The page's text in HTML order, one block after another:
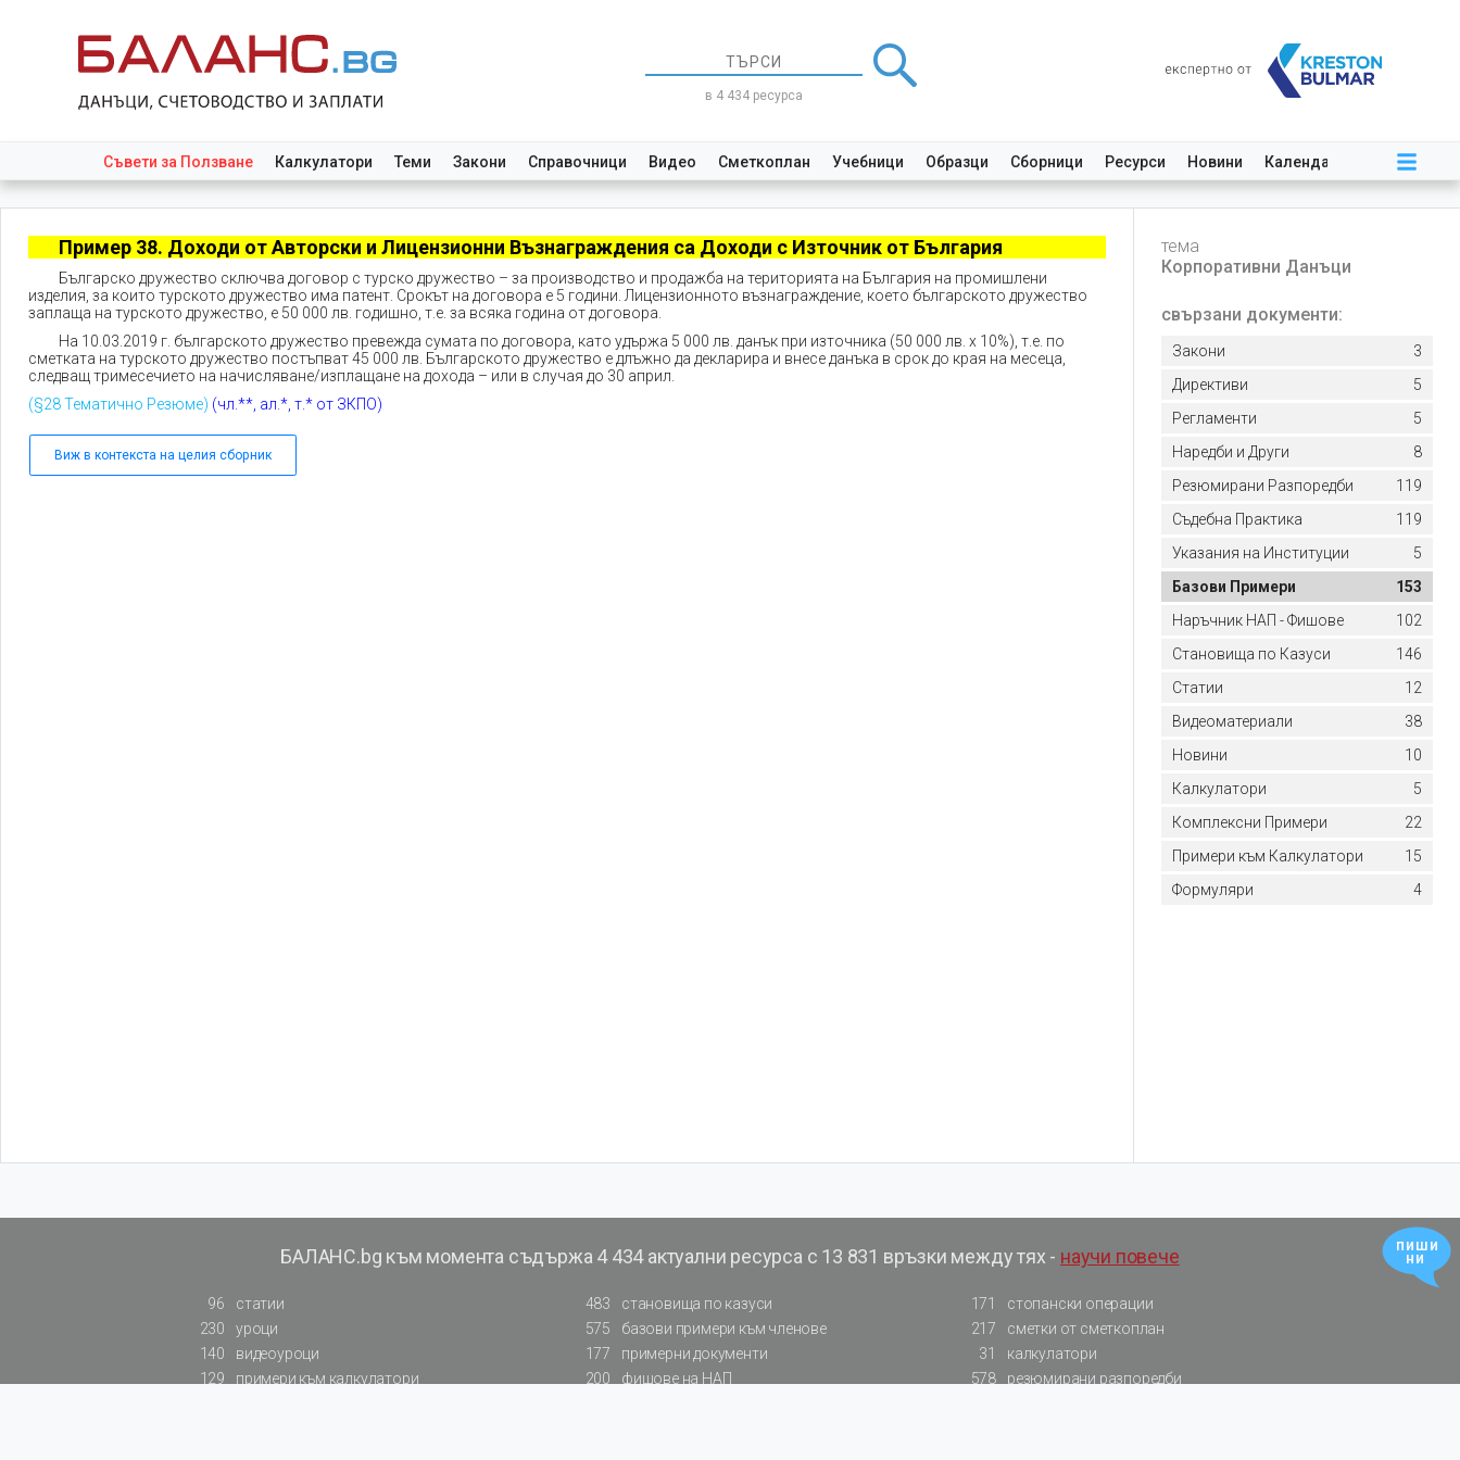
в 4 434 ресурса
Съвети за Ползване Калкулатори Теми Закони Справочници Видео Сметкоплан Учебници Образци Сборници Ресурси Новини Календар
Пример 38. Доходи от Авторски и Лицензионни Възнаграждения са Доходи с Източник от България
Българско дружество сключва договор с турско дружество – за производство и продажба на територията на България на промишлени
изделия, за които турското дружество има патент. Срокът на договора е 5 години. Лицензионното възнаграждение, което българското дружество
заплаща на турското дружество, е 50 000 лв. годишно, т.е. за всяка година от договора.
На 10.03.2019 г. българското дружество превежда сумата по договора, като удържа 5 000 лв. данък при източника (50 000 лв. х 10%), т.е. по
сметката на турското дружество постъпват 45 000 лв. Българското дружество е длъжно да декларира и внесе данъка в срок до края на месеца,
следващ тримесечието на начисляване/изплащане на дохода – или в случая до 30 април.
(§28 Тематично Резюме) (чл.**, ал.*, т.* от ЗКПО)
Виж в контекста на целия сборник
тема
Корпоративни Данъци
свързани документи:
Закони
3
Директиви
5
Регламенти
5
Наредби и Други
8
Резюмирани Разпоредби
119
Съдебна Практика
119
Указания на Институции
5
Базови Примери
153
Наръчник НАП - Фишове
102
Становища по Казуси
146
Статии
12
Видеоматериали
38
Новини
10
Калкулатори
5
Комплексни Примери
22
Примери към Калкулатори
15
Формуляри
4
БАЛАНС.bg към момента съдържа 4 434 актуални ресурса с 13 831 връзки между тях - научи повече
96 статии 483 становища по казуси 171
стопански операции
230
уроци 575 базови примери към членове 217
сметки от сметкоплан
140
видеоуроци 177 примерни документи 31
калкулатори
129
примери към калкулатори 200 фишове на НАП 578
резюмирани разпоредби
пиши
ни